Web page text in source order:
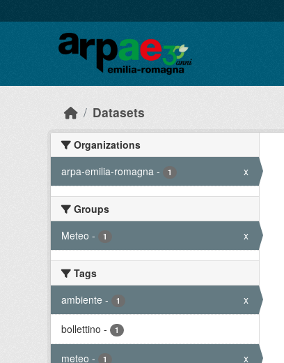
Datasets
Organizations
arpa-emilia-romagna - 1 x
Groups
Meteo - 1 x
Tags
ambiente - 1 x
bollettino - 1
meteo - 1 x